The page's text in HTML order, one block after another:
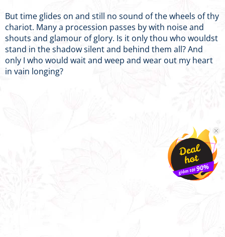
But time glides on and still no sound of the wheels of thy
chariot. Many a procession passes by with noise and
shouts and glamour of glory. Is it only thou who wouldst
stand in the shadow silent and behind them all? And
only I who would wait and weep and wear out my heart
in vain longing?